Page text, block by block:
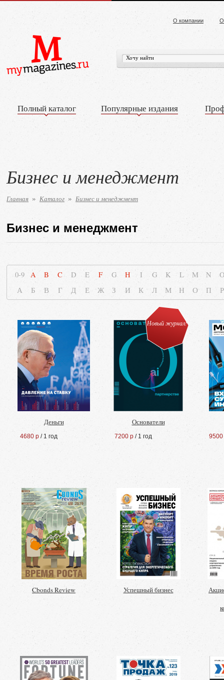
О компании
Полный каталог Популярные издания
Бизнес и менеджмент
Главная » Каталог » Бизнес и менеджмент
Бизнес и менеджмент
0-9 A B C D E F G H I G K L M N
А
Б В Г Д Е Ж З И К Л М Н О П Р
Деньги
4680 р / 1 год
Новый журнал!
Основатели
7200 р / 1 год 9500
Cbonds Review Успешный бизнес